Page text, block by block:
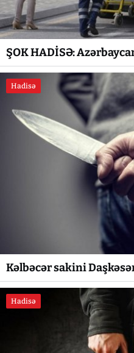
ŞOK HADİSƏ:
Hadisə
Kəlbəcər sakini
Hadisə